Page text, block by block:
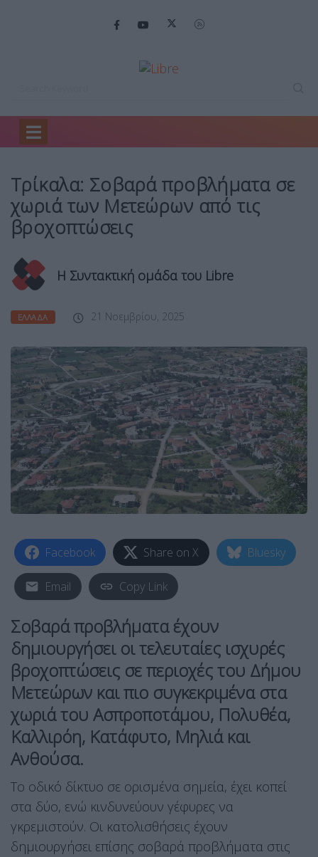
Home
Τρίκαλα: Σοβαρά προβλήματα σε
χωριά των Μετεώρων από τις
βροχοπτώσεις
Η Συντακτική ομάδα του Libre
ΕΛΛΆΔΑ 21 Νοεμβρίου, 2025
Facebook Share on X Bluesky
Email Copy Link
Σοβαρά προβλήματα έχουν
δημιουργήσει οι τελευταίες ισχυρές
βροχοπτώσεις σε περιοχές του Δήμου
Μετεώρων και πιο συγκεκριμένα στα
χωριά του Ασπροποτάμου, Πολυθέα,
Καλλιρόη, Κατάφυτο, Μηλιά και
Ανθούσα.
Το οδικό δίκτυο σε ορισμένα σημεία, έχει κοπεί
στα δύο, ενώ κινδυνεύουν γέφυρες να
γκρεμιστούν. Οι κατολισθήσεις έχουν
δημιουργήσει επίσης σοβαρά προβλήματα στις